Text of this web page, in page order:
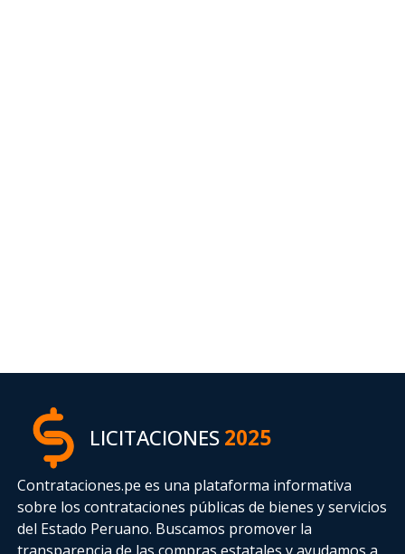
LICITACIONES2025
Contrataciones.pe es una plataforma informativa
sobre los contrataciones públicas de bienes y servicios
del Estado Peruano. Buscamos promover la